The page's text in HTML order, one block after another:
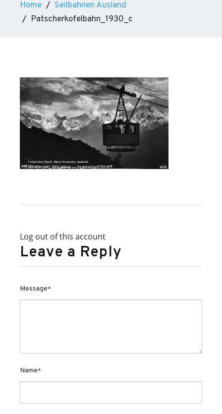
Home
Seilbahnen Ausland
Patscherkofelbahn_1930_c
Log out of this account
Leave a Reply
Message*
Name*